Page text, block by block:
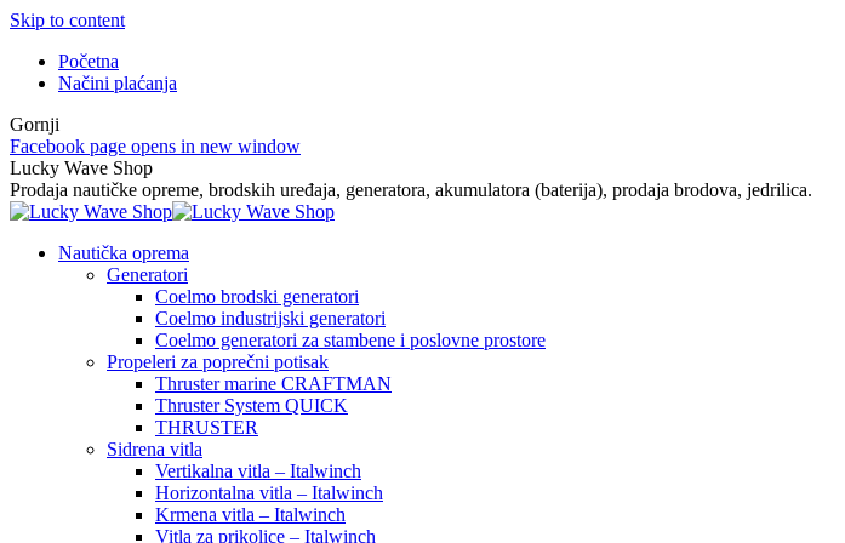
Skip to content
Početna
Načini plaćanja
Gornji
Facebook page opens in new window
Lucky Wave Shop
Prodaja nautičke opreme, brodskih uređaja, generatora, akumulatora (baterija), prodaja brodova, jedrilica.
Nautička oprema
Generatori
Coelmo brodski generatori
Coelmo industrijski generatori
Coelmo generatori za stambene i poslovne prostore
Propeleri za poprečni potisak
Thruster marine CRAFTMAN
Thruster System QUICK
THRUSTER
Sidrena vitla
Vertikalna vitla – Italwinch
Horizontalna vitla – Italwinch
Krmena vitla – Italwinch
Vitla za prikolice – Italwinch